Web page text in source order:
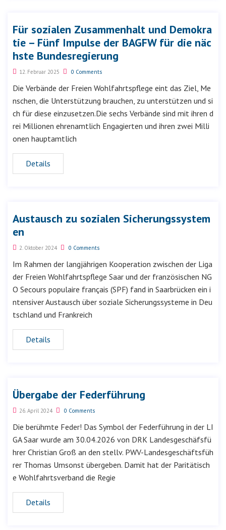
Für sozialen Zusammenhalt und Demokra
tie – Fünf Impulse der BAGFW für die näc
hste Bundesregierung
12. Februar 2025 0 Comments
Die Verbände der Freien Wohlfahrtspflege eint das Ziel, Me
nschen, die Unterstützung brauchen, zu unterstützen und si
ch für diese einzusetzen.Die sechs Verbände sind mit ihren d
rei Millionen ehrenamtlich Engagierten und ihren zwei Milli
onen hauptamtlich
Details
Austausch zu sozialen Sicherungssystem
en
2. Oktober 2024 0 Comments
Im Rahmen der langjährigen Kooperation zwischen der Liga
der Freien Wohlfahrtspflege Saar und der französischen NG
O Secours populaire français (SPF) fand in Saarbrücken ein i
ntensiver Austausch über soziale Sicherungssysteme in Deu
tschland und Frankreich
Details
Übergabe der Federführung
26. April 2024 0 Comments
Die berühmte Feder! Das Symbol der Federführung in der LI
GA Saar wurde am 30.04.2026 von DRK Landesgeschäfsfü
hrer Christian Groß an den stellv. PWV-Landesgeschäftsfüh
rer Thomas Umsonst übergeben. Damit hat der Paritätisch
e Wohlfahrtsverband die Regie
Details